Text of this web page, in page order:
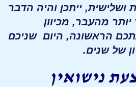
ושלישית, ייתכן והיה הדבר
מהעבר, מכיוון
הראשונה, היום שניכם
של שנים.
נישואין